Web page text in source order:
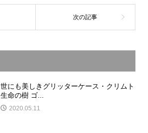
世にも美しきグリッターケース・クリムト
生命の樹 ゴ...
2020.05.11